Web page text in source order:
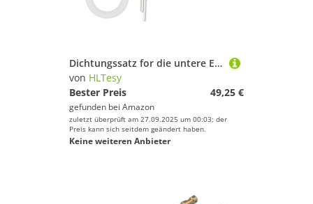
Dichtungssatz for die untere Einheit mit O-Ring-Dichtung for die Propellerwelle, Öldichtung for Außenbordmotoren 91253-ZV0-003 90757-ZV0-000 90507-921-000
von HLTesy
Bester Preis
49,25 €
gefunden bei Amazon
zuletzt überprüft am 27.09.2025 um 00:03; der
Preis kann sich seitdem geändert haben.
Keine weiteren Anbieter